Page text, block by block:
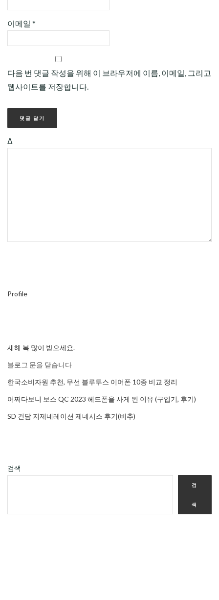
이메일 *
다음 번 댓글 작성을 위해 이 브라우저에 이름, 이메일, 그리고
웹사이트를 저장합니다.
Δ
Profile
새해 복 많이 받으세요.
블로그 문을 닫습니다
한국소비자원 추천, 무선 블루투스 이어폰 10종 비교 정리
어쩌다보니 보스 QC 2023 헤드폰을 사게 된 이유 (구입기, 후기)
SD 건담 지제네레이션 제네시스 후기(비추)
검색
검
색